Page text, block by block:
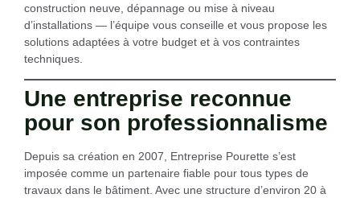
construction neuve, dépannage ou mise à niveau
d’installations — l’équipe vous conseille et vous propose les
solutions adaptées à votre budget et à vos contraintes
techniques.
Une entreprise reconnue
pour son professionnalisme
Depuis sa création en 2007, Entreprise Pourette s’est
imposée comme un partenaire fiable pour tous types de
travaux dans le bâtiment. Avec une structure d’environ 20 à